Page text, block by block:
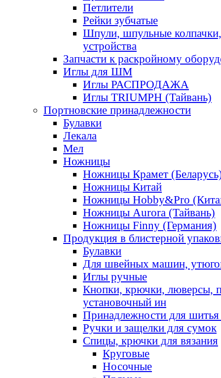
Петлители
Рейки зубчатые
Шпули, шпульные
устройства
Запчасти к раскройному
Иглы для ШМ
Иглы РАСПРОДАЖА
Иглы TRIUMPH (Тайвань)
Портновские принадлежности
Булавки
Лекала
Мел
Ножницы
Ножницы Крамет
Ножницы Китай
Ножницы Hobby&Pro
Ножницы Aurora (Тайвань)
Ножницы Finny (Германия)
Продукция в блистерной
Булавки
Для швейных машин,
Иглы ручные
Кнопки, крючки, люверсы,
установочный ин
Принадлежности для шитья
Ручки и защелки для сумок
Спицы, крючки для вязания
Круговые
Носочные